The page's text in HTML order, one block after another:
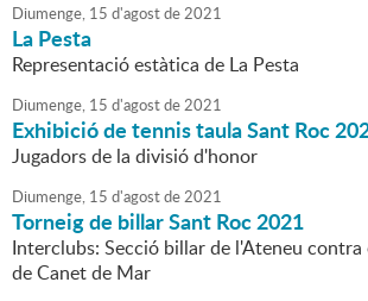
Diumenge, 15 d'agostde2021
La Pesta
Representació estàtica de La Pesta
Diumenge, 15 d'agostde2021
Exhibició de tennis taula Sant Roc
Jugadors de la divisió d'honor
Diumenge, 15 d'agostde2021
Torneig de billar Sant Roc 2021
Interclubs: Secció billar de l'Ateneu
de Canet de Mar